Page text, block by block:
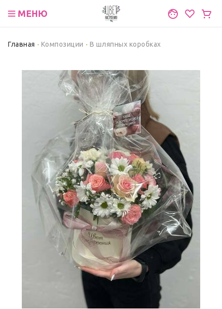
МЕНЮ
Главная Композиции В шляпных коробках